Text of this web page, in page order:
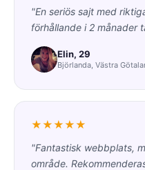
"En seriös sajt med
förhållande i 2 månader
Elin, 29
Björlanda, Västra
★★★★★
"Fantastisk webbplats,
område.